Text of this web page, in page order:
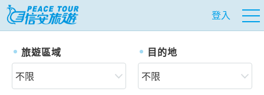
登入
旅遊區域 目的地